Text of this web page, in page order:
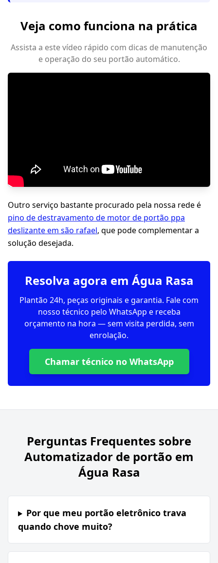
Veja como funciona na prática
Assista a este vídeo rápido com dicas de manutenção
e operação do seu portão automático.
Outro serviço bastante procurado pela nossa rede é
pino de destravamento de motor de portão ppa
deslizante em são rafael, que pode complementar a
solução desejada.
Resolva agora em Água Rasa
Plantão 24h, peças originais e garantia. Fale com
nosso técnico pelo WhatsApp e receba
orçamento na hora — sem visita perdida, sem
enrolação.
Chamar técnico no WhatsApp
Perguntas Frequentes sobre
Automatizador de portão em
Água Rasa
Por que meu portão eletrônico trava
quando chove muito?